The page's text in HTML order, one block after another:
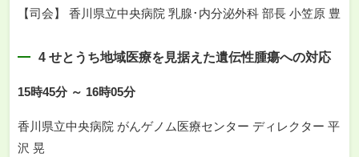
【司会】 香川県立中央病院 乳腺･内分泌外科 部長 小笠原 豊
4 せとうち地域医療を見据えた遺伝性腫瘍への対応
15時45分 ～ 16時05分
香川県立中央病院 がんゲノム医療センター ディレクター 平
沢 晃